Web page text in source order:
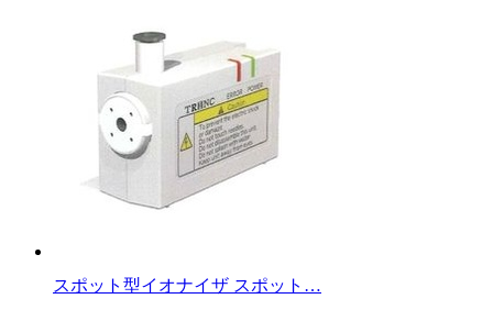
スポット型イオナイザ スポット…